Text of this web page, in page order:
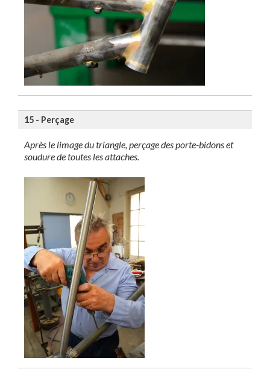
15 - Perçage
Après le limage du triangle, perçage des porte-bidons et
soudure de toutes les attaches.